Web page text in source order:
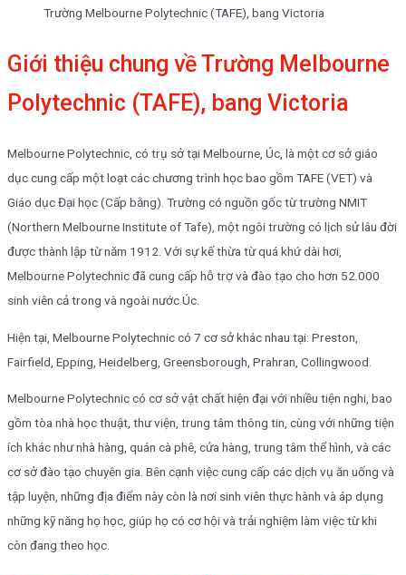
Trường Melbourne Polytechnic (TAFE), bang Victoria
Giới thiệu chung về Trường Melbourne
Polytechnic (TAFE), bang Victoria
Melbourne Polytechnic, có trụ sở tại Melbourne, Úc, là một cơ sở giáo
dục cung cấp một loạt các chương trình học bao gồm TAFE (VET) và
Giáo dục Đại học (Cấp bằng). Trường có nguồn gốc từ trường NMIT
(Northern Melbourne Institute of Tafe), một ngôi trường có lịch sử lâu đời
được thành lập từ năm 1912. Với sự kế thừa từ quá khứ dài hơi,
Melbourne Polytechnic đã cung cấp hỗ trợ và đào tạo cho hơn 52.000
sinh viên cả trong và ngoài nước Úc.
Hiện tại, Melbourne Polytechnic có 7 cơ sở khác nhau tại: Preston,
Fairfield, Epping, Heidelberg, Greensborough, Prahran, Collingwood.
Melbourne Polytechnic có cơ sở vật chất hiện đại với nhiều tiện nghi, bao
gồm tòa nhà học thuật, thư viện, trung tâm thông tin, cùng với những tiện
ích khác như nhà hàng, quán cà phê, cửa hàng, trung tâm thể hình, và các
cơ sở đào tạo chuyên gia. Bên cạnh việc cung cấp các dịch vụ ăn uống và
tập luyện, những địa điểm này còn là nơi sinh viên thực hành và áp dụng
những kỹ năng họ học, giúp họ có cơ hội và trải nghiệm làm việc từ khi
còn đang theo học.